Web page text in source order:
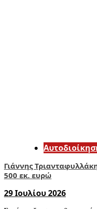
Γιάννης
500 εκ. ευρώ
29 Ιουλίου 2026